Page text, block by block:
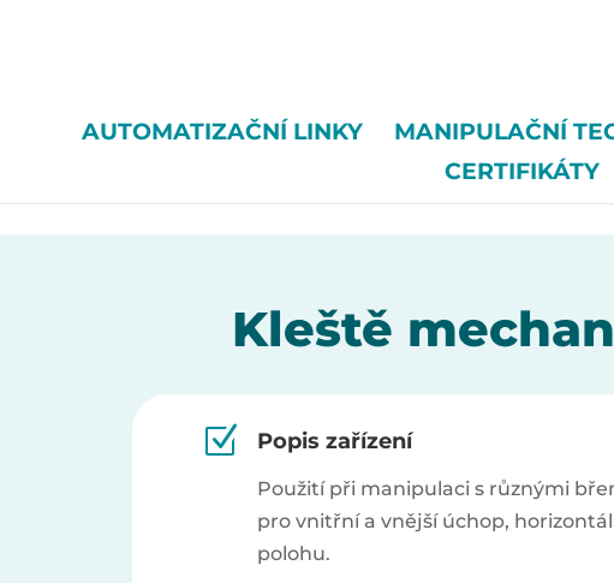
AUTOMATIZAČNÍ LINKY MANIPULAČNÍ
CERTIFIKÁTY
Kleště
Z Popis zařízení
Použití při manipulaci s různými
pro vnitřní a vnější úchop,
polohu.